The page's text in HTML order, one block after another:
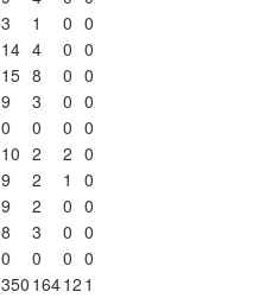
3 1 0 0
14 4 0 0
15 8 0 0
9 3 0 0
0 0 0 0
10 2 2 0
9 2 1
0
9 2 0 0
8 3 0 0
0 0 0 0
350 16412 1